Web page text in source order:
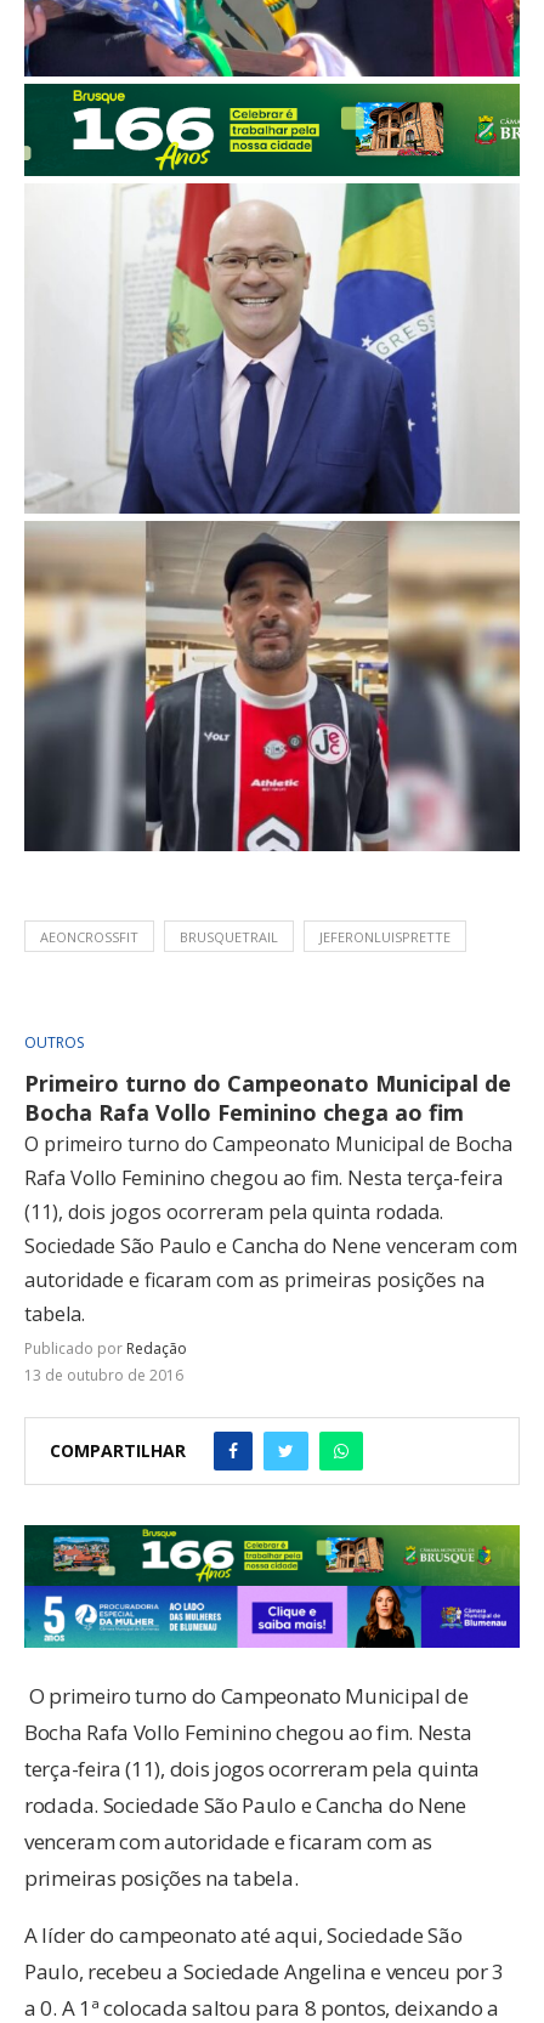
AEONCROSSFIT BRUSQUETRAIL JEFERONLUISPRETTE
OUTROS
Primeiro turno do Campeonato Municipal de
Bocha Rafa Vollo Feminino chega ao fim
O primeiro turno do Campeonato Municipal de Bocha
Rafa Vollo Feminino chegou ao fim. Nesta terça-feira
(11), dois jogos ocorreram pela quinta rodada.
Sociedade São Paulo e Cancha do Nene venceram com
autoridade e ficaram com as primeiras posições na
tabela.
Publicado por Redação
13 de outubro de 2016
COMPARTILHAR
O primeiro turno do Campeonato Municipal de
Bocha Rafa Vollo Feminino chegou ao fim. Nesta
terça-feira (11), dois jogos ocorreram pela quinta
rodada. Sociedade São Paulo e Cancha do Nene
venceram com autoridade e ficaram com as
primeiras posições na tabela.
A líder do campeonato até aqui, Sociedade São
Paulo, recebeu a Sociedade Angelina e venceu por 3
a 0. A 1ª colocada saltou para 8 pontos, deixando a